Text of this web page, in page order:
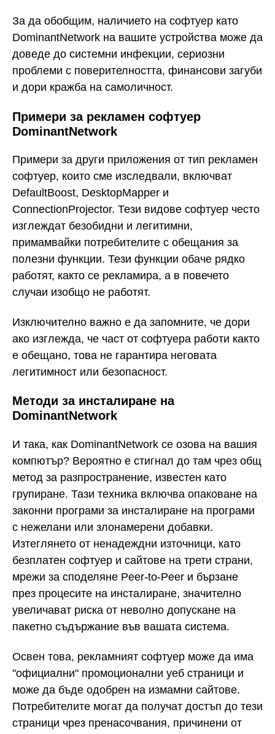
За да обобщим, наличието на софтуер като
DominantNetwork на вашите устройства може да
доведе до системни инфекции, сериозни
проблеми с поверителността, финансови загуби
и дори кражба на самоличност.
Примери за рекламен софтуер
DominantNetwork
Примери за други приложения от тип рекламен
софтуер, които сме изследвали, включват
DefaultBoost, DesktopMapper и
ConnectionProjector. Тези видове софтуер често
изглеждат безобидни и легитимни,
примамвайки потребителите с обещания за
полезни функции. Тези функции обаче рядко
работят, както се рекламира, а в повечето
случаи изобщо не работят.
Изключително важно е да запомните, че дори
ако изглежда, че част от софтуера работи както
е обещано, това не гарантира неговата
легитимност или безопасност.
Методи за инсталиране на
DominantNetwork
И така, как DominantNetwork се озова на вашия
компютър? Вероятно е стигнал до там чрез общ
метод за разпространение, известен като
групиране. Тази техника включва опаковане на
законни програми за инсталиране на програми
с нежелани или злонамерени добавки.
Изтеглянето от ненадеждни източници, като
безплатен софтуер и сайтове на трети страни,
мрежи за споделяне Peer-to-Peer и бързане
през процесите на инсталиране, значително
увеличават риска от неволно допускане на
пакетно съдържание във вашата система.
Освен това, рекламният софтуер може да има
"официални" промоционални уеб страници и
може да бъде одобрен на измамни сайтове.
Потребителите могат да получат достъп до тези
страници чрез пренасочвания, причинени от